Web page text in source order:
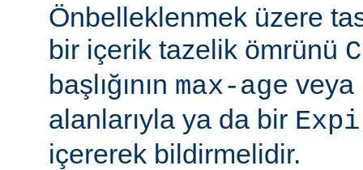
Önbelleklenmek üzere
bir içerik tazelik ömrünü
başlığının max-age veya
alanlarıyla ya da bir
içererek bildirmelidir.